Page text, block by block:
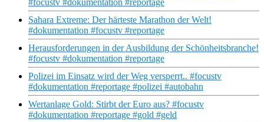
#focustv #dokumentation #reportage
Sahara Extreme: Der härteste Marathon der Welt!
#dokumentation #focustv #reportage
Herausforderungen in der Ausbildung der Schönheitsbranche!
#focustv #dokumentation #reportage
Polizei im Einsatz wird der Weg versperrt.. #focustv
#dokumentation #reportage #polizei #autobahn
Wertanlage Gold: Stirbt der Euro aus? #focustv
#dokumentation #reportage #gold #geld